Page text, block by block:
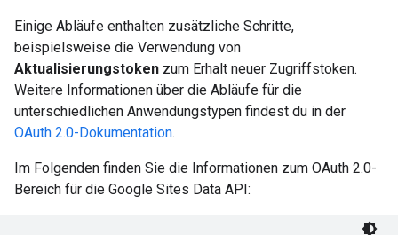
Einige Abläufe enthalten zusätzliche Schritte,
beispielsweise die Verwendung von
Aktualisierungstoken zum Erhalt neuer Zugriffstoken.
Weitere Informationen über die Abläufe für die
unterschiedlichen Anwendungstypen findest du in der
OAuth 2.0-Dokumentation.
Im Folgenden finden Sie die Informationen zum OAuth 2.0-
Bereich für die Google Sites Data API: